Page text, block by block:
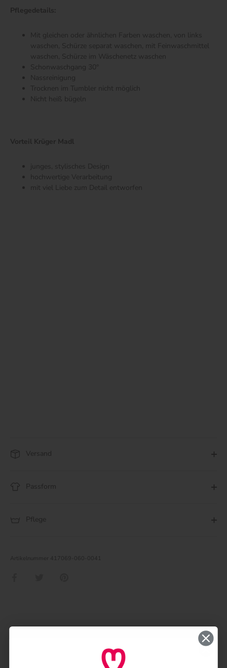
Pflegedetails:
Mit gleichen oder ähnlichen Farben waschen, von links
waschen, Schürze separat waschen, mit Feinwaschmittel
waschen, Schürze im Wäschenetz waschen
Schonwaschgang 30°
Nassreinigung
Trocknen im Tumbler nicht möglich
Nicht heiß bügeln
Vorteil Krüger Madl
junges, stylisches Design
hochwertige Verarbeitung
mit viel Liebe zum Detail entworfen
Versand
Passform
Pflege
417069-060-0041